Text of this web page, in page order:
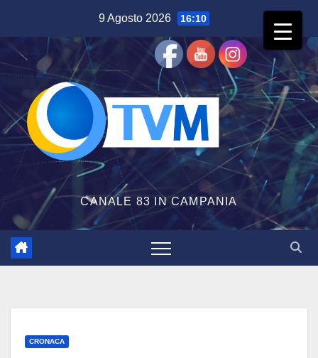
contenuto
9 Agosto 2026 16:10
CANALE 83 IN CAMPANIA
CRONACA